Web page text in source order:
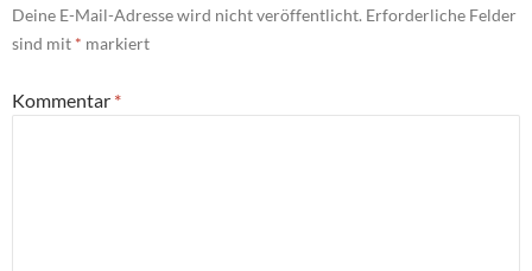
Deine E-Mail-Adresse wird nicht veröffentlicht. Erforderliche Felder
sind mit * markiert
Kommentar *